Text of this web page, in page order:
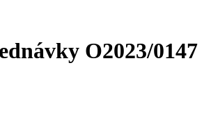
O2023/0147